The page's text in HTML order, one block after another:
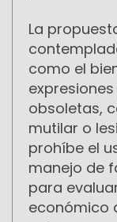
La
como el
obsoletas,
mutilar o
prohíbe el
manejo de
para
económico